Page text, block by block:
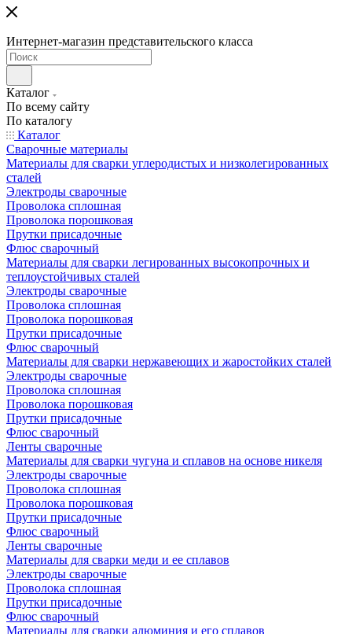
Интернет-магазин представительского класса
Каталог
По всему сайту
По каталогу
Каталог
Сварочные материалы
Материалы для сварки углеродистых и низколегированных
сталей
Электроды сварочные
Проволока сплошная
Проволока порошковая
Прутки присадочные
Флюс сварочный
Материалы для сварки легированных высокопрочных и
теплоустойчивых сталей
Электроды сварочные
Проволока сплошная
Проволока порошковая
Прутки присадочные
Флюс сварочный
Материалы для сварки нержавеющих и жаростойких сталей
Электроды сварочные
Проволока сплошная
Проволока порошковая
Прутки присадочные
Флюс сварочный
Ленты сварочные
Материалы для сварки чугуна и сплавов на основе никеля
Электроды сварочные
Проволока сплошная
Проволока порошковая
Прутки присадочные
Флюс сварочный
Ленты сварочные
Материалы для сварки меди и ее сплавов
Электроды сварочные
Проволока сплошная
Прутки присадочные
Флюс сварочный
Материалы для сварки алюминия и его сплавов